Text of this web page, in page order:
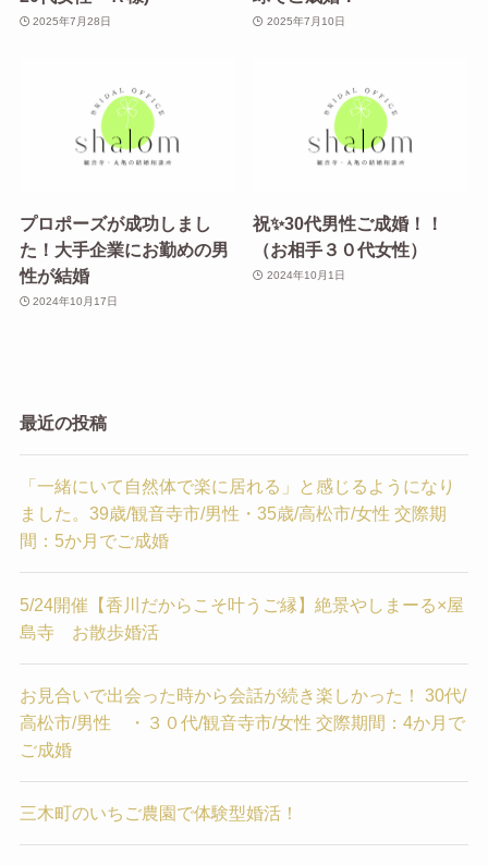
2025年7月28日 2025年7月10日
プロポーズが成功しまし
た！大手企業にお勤めの男
性が結婚
2024年10月17日
祝✨30代男性ご成婚！！
（お相手３０代女性）
2024年10月1日
最近の投稿
「一緒にいて自然体で楽に居れる」と感じるようになり
ました。39歳/観音寺市/男性・35歳/高松市/女性 交際期
間：5か月でご成婚
5/24開催【香川だからこそ叶うご縁】絶景やしまーる×屋
島寺 お散歩婚活
お見合いで出会った時から会話が続き楽しかった！ 30代/
高松市/男性 ・３０代/観音寺市/女性 交際期間：4か月で
ご成婚
三木町のいちご農園で体験型婚活！